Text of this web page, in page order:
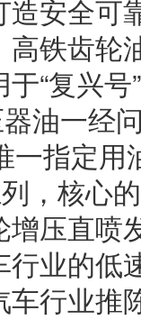
安全可
铁齿轮
“复兴
油一经
一指定
，核心
压直喷
业的低
行业推